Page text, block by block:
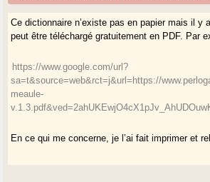
Ce dictionnaire n’existe pas en papier mais il y
peut être téléchargé gratuitement en PDF. Par
https://www.google.com/url?
sa=t&source=web&rct=j&url=https://
meaule-
En ce qui me concerne, je l’ai fait imprimer et